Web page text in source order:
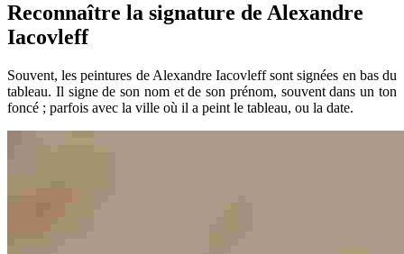
Reconnaître la signature de Alexandre
Iacovleff
Souvent, les peintures de Alexandre Iacovleff sont signées en bas du
tableau. Il signe de son nom et de son prénom, souvent dans un ton
foncé ; parfois avec la ville où il a peint le tableau, ou la date.